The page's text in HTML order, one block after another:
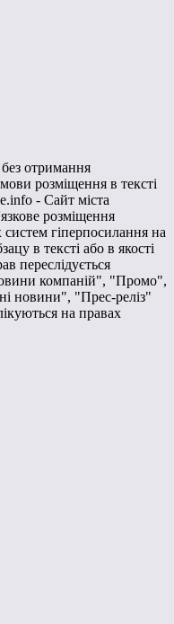
без отримання
розміщення в тексті
- Сайт міста
розміщення
гіперпосилання на
в тексті або в якості
переслідується
компаній", "Промо",
новини", "Прес-реліз"
на правах